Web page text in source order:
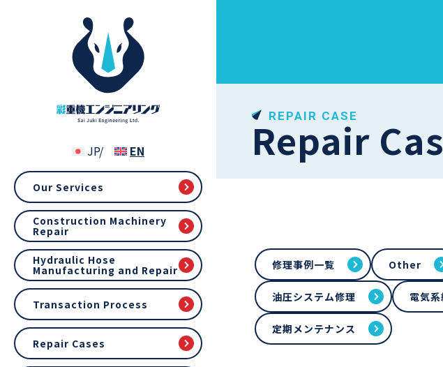
Our Services
Construction Machinery
Repair
Hydraulic Hose
Manufacturing and Repair
Transaction Process
Repair Cases
REPAIR CASE
Repair
修理事例一覧 Other
油圧システム修理 電気
定期メンテナンス